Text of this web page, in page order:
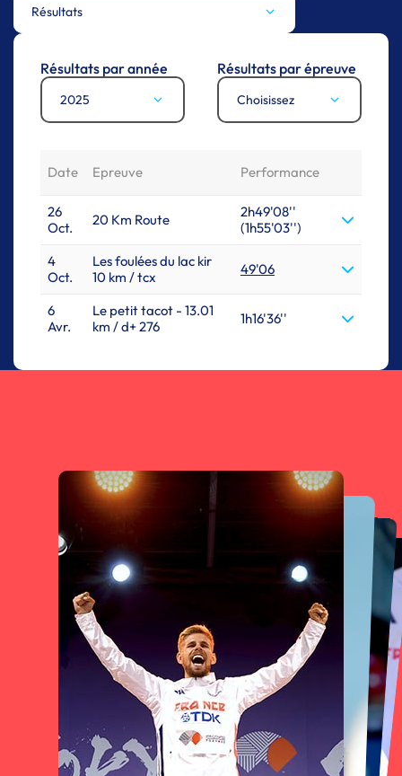
Résultats
Résultats par année
2025
Résultats par épreuve
Choisissez
Date Epreuve Performance
26
Oct.
20 Km Route
2h49'08''
(1h55'03'')
4
Oct.
Les foulées du lac kir
10 km / tcx
49'06
6
Avr.
Le petit tacot - 13.01
km / d+ 276
1h16'36''